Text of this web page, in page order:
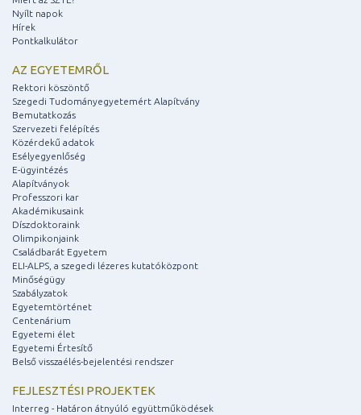
Nyílt napok
Hírek
Pontkalkulátor
AZ EGYETEMRŐL
Rektori köszöntő
Szegedi Tudományegyetemért Alapítvány
Bemutatkozás
Szervezeti felépítés
Közérdekű adatok
Esélyegyenlőség
E-ügyintézés
Alapítványok
Professzori kar
Akadémikusaink
Díszdoktoraink
Olimpikonjaink
Családbarát Egyetem
ELI-ALPS, a szegedi lézeres kutatóközpont
Minőségügy
Szabályzatok
Egyetemtörténet
Centenárium
Egyetemi élet
Egyetemi Értesítő
Belső visszaélés-bejelentési rendszer
FEJLESZTÉSI PROJEKTEK
Interreg - Határon átnyúló együttműködések